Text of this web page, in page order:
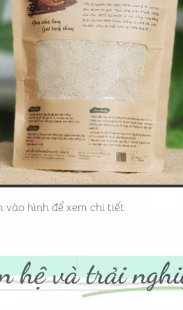
vào hình để xem chi tiết
hệ và trải